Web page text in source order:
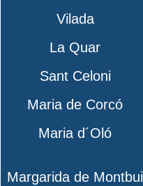
Vilada
La Quar
Sant Celoni
Maria de Corcó
Maria d´Oló
Margarida de Montbui